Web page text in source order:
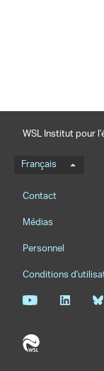
WSL Institut pour
Menu de
Français
Contact
Médias
Personnel
Conditions